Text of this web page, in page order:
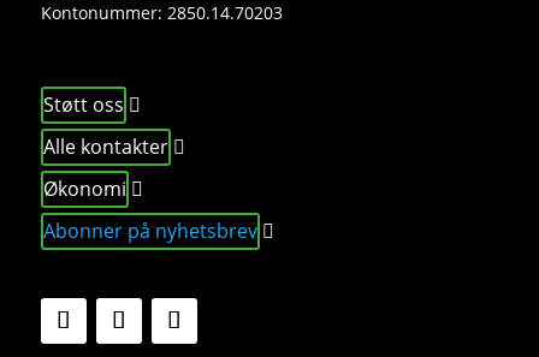
Kontonummer: 2850.14.70203
Støtt oss
Alle kontakter
Økonomi
Abonner på nyhetsbrev